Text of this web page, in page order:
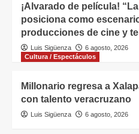
¡Alvarado de película!
posiciona como
producciones de cine y
Luis Sigüenza
6 agosto, 2026
Cultura / Espectáculos
Millonario regresa a
con talento veracruzano
Luis Sigüenza 6 agosto, 2026